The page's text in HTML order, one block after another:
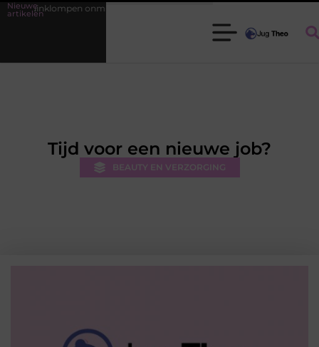
Nieuwe
artikelenonmisbaar zijn voor elke tuinier
Tijd voor een nieuwe job?
BEAUTY EN VERZORGING